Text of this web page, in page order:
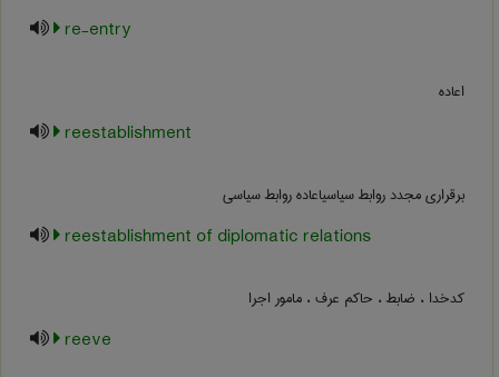
re-entry
اعاده
reestablishment
برقراری مجدد روابط سیاسیاعاده روابط سیاسی
reestablishment of diplomatic relations
کدخدا ، ضابط ، حاکم عرف ، مامور اجرا
reeve